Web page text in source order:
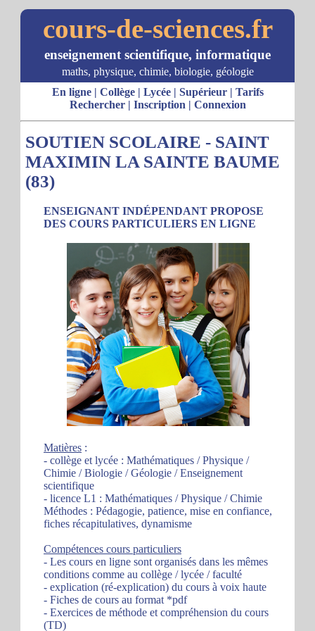
cours-de-sciences.fr
enseignement scientifique, informatique
maths, physique, chimie, biologie, géologie
En ligne| Collège| Lycée| Supérieur| Tarifs
Rechercher| Inscription | Connexion
SOUTIEN SCOLAIRE - SAINT
MAXIMIN LA SAINTE BAUME
(83)
ENSEIGNANT INDÉPENDANT PROPOSE
DES COURS PARTICULIERS EN LIGNE
Matières :
- collège et lycée : Mathématiques / Physique /
Chimie / Biologie / Géologie / Enseignement
scientifique
- licence L1 : Mathématiques / Physique / Chimie
Méthodes : Pédagogie, patience, mise en confiance,
fiches récapitulatives, dynamisme
Compétences cours particuliers
- Les cours en ligne sont organisés dans les mêmes
conditions comme au collège / lycée / faculté
- explication (ré-explication) du cours à voix haute
- Fiches de cours au format *pdf
- Exercices de méthode et compréhension du cours
(TD)